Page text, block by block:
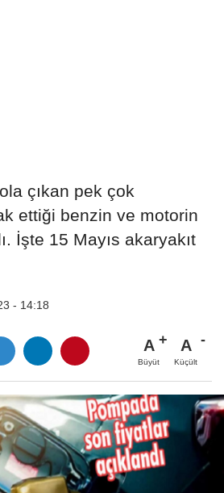
çıkan pek çok
ettiği benzin ve motorin
İşte 15 Mayıs akaryakıt
- 14:18
A
Büyüt
A
Küçült